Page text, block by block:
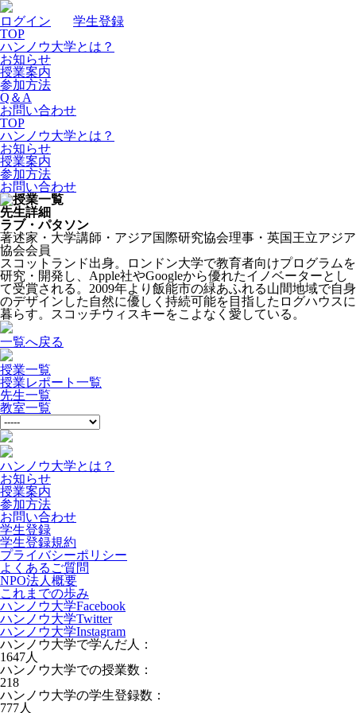
ログイン
学生登録
TOP
ハンノウ大学とは？
お知らせ
授業案内
参加方法
Q＆A
お問い合わせ
TOP
ハンノウ大学とは？
お知らせ
授業案内
参加方法
お問い合わせ
先生詳細
ラブ・パタソン
著述家・大学講師・アジア国際研究協会理事・英国王立アジア
協会会員
スコットランド出身。ロンドン大学で教育者向けプログラムを
研究・開発し、Apple社やGoogleから優れたイノベーターとし
て受賞される。2009年より飯能市の緑あふれる山間地域で自身
のデザインした自然に優しく持続可能を目指したログハウスに
暮らす。スコッチウィスキーをこよなく愛している。
一覧へ戻る
授業一覧
授業レポート一覧
先生一覧
教室一覧
ハンノウ大学とは？
お知らせ
授業案内
参加方法
お問い合わせ
学生登録
学生登録規約
プライバシーポリシー
よくあるご質問
NPO法人概要
これまでの歩み
ハンノウ大学Facebook
ハンノウ大学Twitter
ハンノウ大学Instagram
ハンノウ大学で学んだ人：
1647人
ハンノウ大学での授業数：
218
ハンノウ大学の学生登録数：
777人